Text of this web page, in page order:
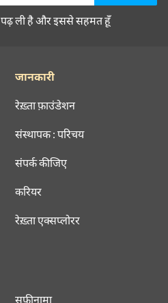
ली है और इससे सहमत हूँ
जानकारी
रेख़्ता फ़ाउंडेशन
संस्थापक : परिचय
संपर्क कीजिए
करियर
रेख़्ता एक्सप्लोरर
सूफ़ीनामा